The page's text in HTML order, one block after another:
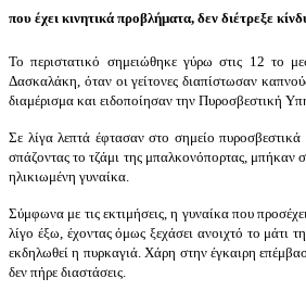
που έχει κινητικά προβλήματα, δεν διέτρεξε
Το περιστατικό σημειώθηκε γύρω στις 12 το
Δασκαλάκη, όταν οι γείτονες διαπίστωσαν
διαμέρισμα και ειδοποίησαν την Πυροσβεστική
Σε λίγα λεπτά έφτασαν στο σημείο πυροσβεστικά
σπάζοντας το τζάμι της μπαλκονόπορτας, μπήκαν
ηλικιωμένη γυναίκα.
Σύμφωνα με τις εκτιμήσεις, η γυναίκα που
λίγο έξω, έχοντας όμως ξεχάσει ανοιχτό το μάτι
εκδηλωθεί η πυρκαγιά. Χάρη στην έγκαιρη
δεν πήρε διαστάσεις.